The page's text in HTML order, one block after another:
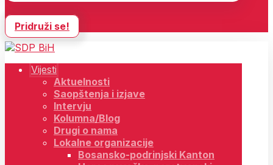
Pridruži se!
Vijesti
Aktuelnosti
Saopštenja i izjave
Intervju
Kolumna/Blog
Drugi o nama
Lokalne organizacije
Bosansko-podrinjski Kanton